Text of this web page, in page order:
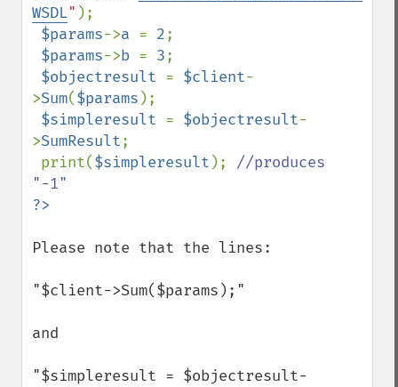
WSDL" );
$params->a = 2;
$params->b = 3;
$objectresult = $client-
>Sum($params );
$simpleresult = $objectresult-
>SumResult;
print($simpleresult ); //produces
?>
Please note that the lines:
"$client->Sum($params);"
and
"$simpleresult = $objectresult-